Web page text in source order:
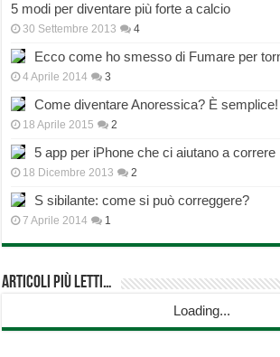
5 modi per diventare più forte a calcio
30 Settembre 2013 4
Ecco come ho smesso di Fumare per
4 Aprile 2014 3
Come diventare Anoressica? È semplice!
18 Aprile 2015 2
5 app per iPhone che ci aiutano a correre
18 Dicembre 2013 2
S sibilante: come si può correggere?
7 Aprile 2014 1
Articoli più Letti…
Loading...